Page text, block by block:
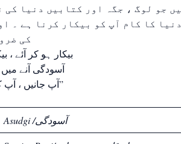
جو لوگ ، جگہ اور کتابیں دنیا
کا کام آپ کو بیکار کرنا ہے ۔
کی
“بیکار ہو کر آئے ،
آسودگی آنے میں
آپ جانیں ، آپ کی آسودگی جانے”
Asudgi /آسودگی